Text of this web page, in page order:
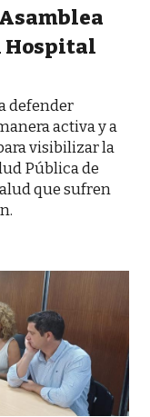
Hospital
defender
activa y a
visibilizar la
Pública de
que sufren